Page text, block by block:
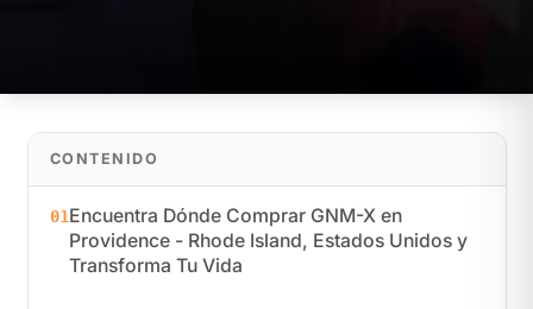
CONTENIDO
01Encuentra Dónde Comprar GNM-X en
Providence - Rhode Island, Estados Unidos y
Transforma Tu Vida